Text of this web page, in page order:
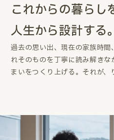
これからの暮らし
人生から設計する。
過去の思い出、現在の家族時
れそのものを丁寧に読み解き
まいをつくり上げる。 それが、